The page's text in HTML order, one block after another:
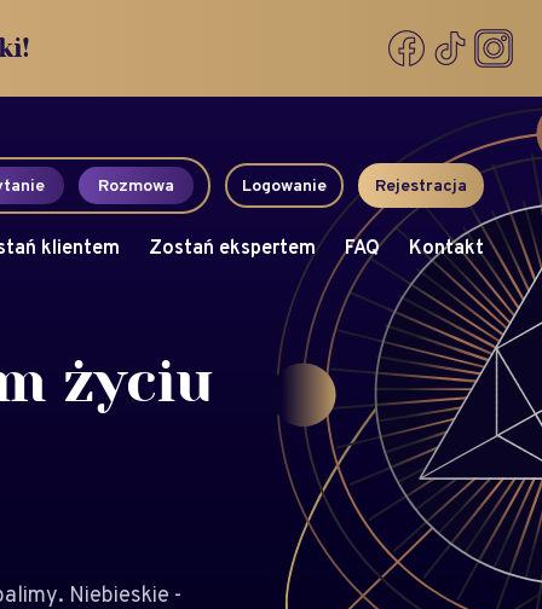
Rozmowa Logowanie Rejestracja
klientem Zostań ekspertem FAQ Kontakt
życiu
Niebieskie -